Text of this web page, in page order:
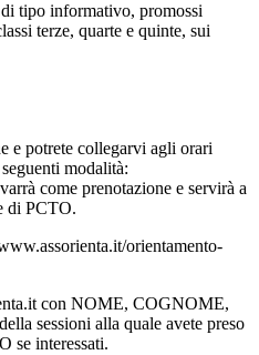
tipo informativo, promossi
terze, quarte e quinte, sui
e potrete collegarvi agli orari
modalità:
come prenotazione e servirà a
di PCTO.
orientamento-
con NOME, COGNOME,
sessioni alla quale avete preso
se interessati.